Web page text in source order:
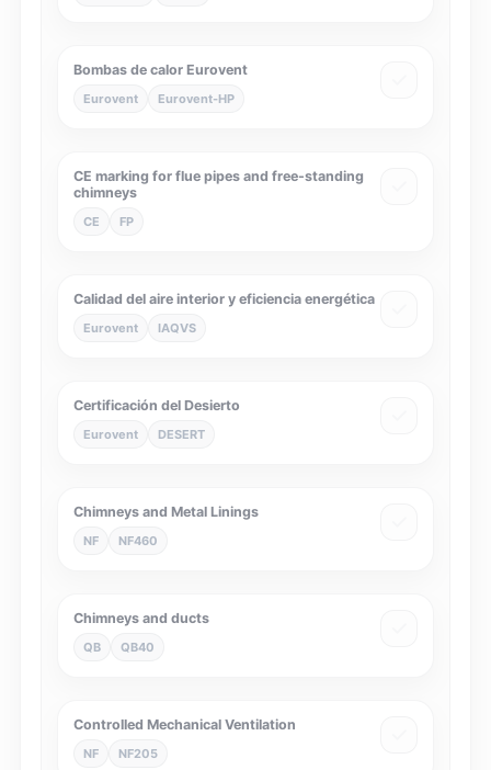
Bombas de calor Eurovent
Eurovent Eurovent-HP
CE marking for flue pipes and free-standing
chimneys
CE FP
Calidad del aire interior y eficiencia energética
Eurovent IAQVS
Certificación del Desierto
Eurovent DESERT
Chimneys and Metal Linings
NF NF460
Chimneys and ducts
QB QB40
Controlled Mechanical Ventilation
NF NF205